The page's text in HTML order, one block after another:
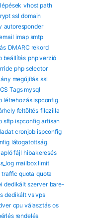
vhost path
ssl domain
autoresponder
imap smtp
DMARC rekord
beállítás php verzió
php selector
megújítás ssl
Tags mysql
létrehozás ispconfig
feltöltés filezilla
sftp ispconfig artisan
cronjob ispconfig
látogatottság
fájl hibakeresés
mailbox limit
traffic quota quota
dedikált szerver bare-
dedikált vs vps
cpu választás os
rendelés